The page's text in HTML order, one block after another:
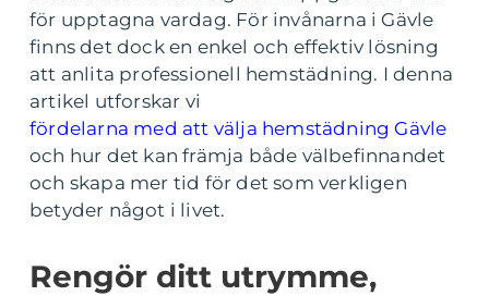
för upptagna vardag. För invånarna i Gävle
finns det dock en enkel och effektiv lösning
att anlita professionell hemstädning. I denna
artikel utforskar vi
fördelarna med att välja hemstädning Gävle
och hur det kan främja både välbefinnandet
och skapa mer tid för det som verkligen
betyder något i livet.
Rengör ditt utrymme,